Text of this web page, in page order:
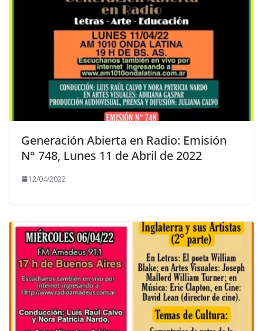
Generación Abierta en Radio: Emisión
N° 748, Lunes 11 de Abril de 2022
12/04/2022